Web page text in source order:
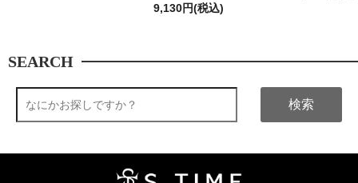
9,130円(税込)
SEARCH
検索